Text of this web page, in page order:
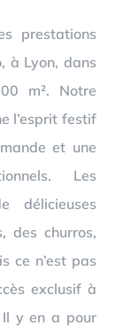
prestations
à Lyon, dans
m². Notre
l’esprit festif
et une
Les
délicieuses
des churros,
ce n’est pas
exclusif à
y en a pour